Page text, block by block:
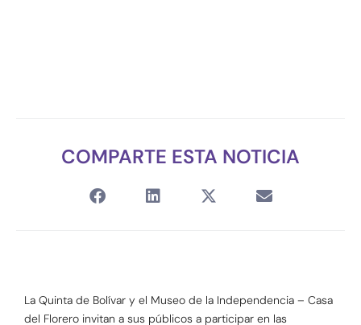
COMPARTE ESTA NOTICIA
La Quinta de Bolívar y el Museo de la Independencia – Casa
del Florero invitan a sus públicos a participar en las